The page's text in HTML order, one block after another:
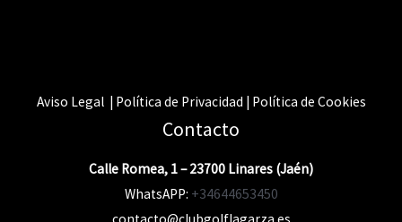
Aviso Legal | Política de Privacidad | Política de Cookies
Contacto
Calle Romea, 1 – 23700 Linares (Jaén)
WhatsAPP: +34644653450